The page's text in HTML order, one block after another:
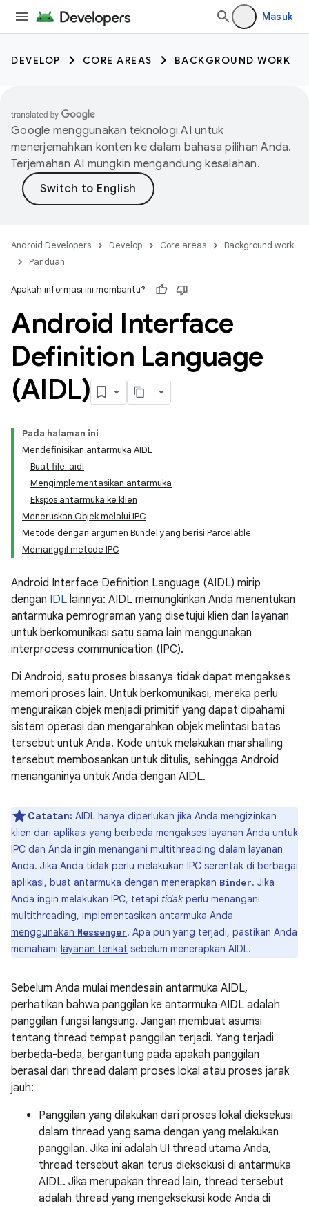
Masuk
DEVELOP CORE AREAS BACKGROUND WORK
Google menggunakan teknologi AI untuk
menerjemahkan konten ke dalam bahasa pilihan Anda.
Terjemahan AI mungkin mengandung kesalahan.
Android Developers Develop Core areas
Background work
Panduan
Apakah informasi ini membantu?
Android Interface
Definition Language
(AIDL)
Pada halaman ini
Mendefinisikan antarmuka AIDL
Buat file .aidl
Mengimplementasikan antarmuka
Ekspos antarmuka ke klien
Meneruskan Objek melalui IPC
Metode dengan argumen Bundel yang berisi Parcelable
Memanggil metode IPC
Android Interface Definition Language (AIDL) mirip
dengan IDL lainnya: AIDL memungkinkan Anda menentukan
antarmuka pemrograman yang disetujui klien dan layanan
untuk berkomunikasi satu sama lain menggunakan
interprocess communication (IPC).
Di Android, satu proses biasanya tidak dapat mengakses
memori proses lain. Untuk berkomunikasi, mereka perlu
menguraikan objek menjadi primitif yang dapat dipahami
sistem operasi dan mengarahkan objek melintasi batas
tersebut untuk Anda. Kode untuk melakukan marshalling
tersebut membosankan untuk ditulis, sehingga Android
menanganinya untuk Anda dengan AIDL.
Catatan: AIDL hanya diperlukan jika Anda mengizinkan
klien dari aplikasi yang berbeda mengakses layanan Anda untuk
IPC dan Anda ingin menangani multithreading dalam layanan
Anda. Jika Anda tidak perlu melakukan IPC serentak di berbagai
aplikasi, buat antarmuka dengan menerapkan Binder. Jika
Anda ingin melakukan IPC, tetapi tidak perlu menangani
multithreading, implementasikan antarmuka Anda
menggunakan Messenger. Apa pun yang terjadi, pastikan Anda
memahami layanan terikat sebelum menerapkan AIDL.
Sebelum Anda mulai mendesain antarmuka AIDL,
perhatikan bahwa panggilan ke antarmuka AIDL adalah
panggilan fungsi langsung. Jangan membuat asumsi
tentang thread tempat panggilan terjadi. Yang terjadi
berbeda-beda, bergantung pada apakah panggilan
berasal dari thread dalam proses lokal atau proses jarak
jauh:
Panggilan yang dilakukan dari proses lokal dieksekusi
dalam thread yang sama dengan yang melakukan
panggilan. Jika ini adalah UI thread utama Anda,
thread tersebut akan terus dieksekusi di antarmuka
AIDL. Jika merupakan thread lain, thread tersebut
adalah thread yang mengeksekusi kode Anda di